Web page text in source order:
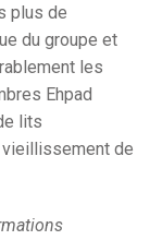
plus de
du groupe et
les
Ehpad
lits
de